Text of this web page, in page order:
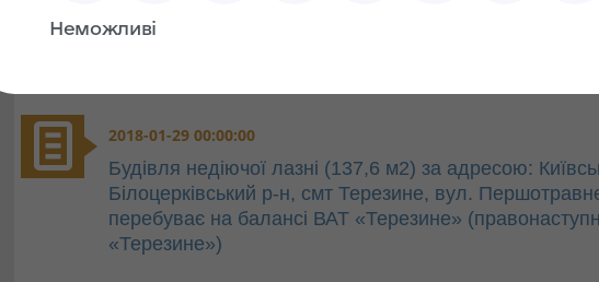
2018-01-29 00:00:00
Будівля недіючої лазні (137,6 м2) за адресою:
Білоцерківський р-н, смт Терезине, вул.
перебуває на балансі ВАТ «Терезине»
«Терезине»)